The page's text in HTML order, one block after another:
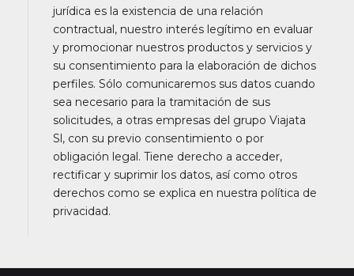
jurídica es la existencia de una relación
contractual, nuestro interés legítimo en evaluar
y promocionar nuestros productos y servicios y
su consentimiento para la elaboración de dichos
perfiles. Sólo comunicaremos sus datos cuando
sea necesario para la tramitación de sus
solicitudes, a otras empresas del grupo Viajata
Sl, con su previo consentimiento o por
obligación legal. Tiene derecho a acceder,
rectificar y suprimir los datos, así como otros
derechos como se explica en nuestra política de
privacidad.